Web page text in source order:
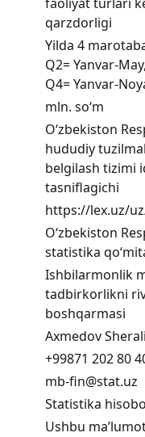
qarzdorligi
Yilda 4
Q2= Yanvar-
Q4= Yanvar-
mln. so‘m
O‘zbekiston
hududiy
belgilash tizimi
tasniflagichi
https://lex.uz/
O‘zbekiston
statistika
Ishbilarmonlik
tadbirkorlikni
boshqarmasi
Axmedov
+99871 202 80
mb-fin@stat.uz
Statistika
Ushbu